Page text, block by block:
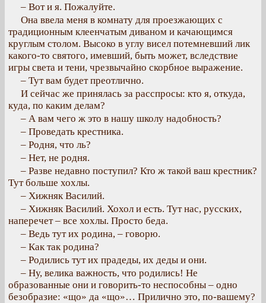
– Вот и я. Пожалуйте.
Она ввела меня в комнату для проезжающих с
традиционным клеенчатым диваном и качающимся
круглым столом. Высоко в углу висел потемневший лик
какого-то святого, имевший, быть может, вследствие
игры света и тени, чрезвычайно скорбное выражение.
– Тут вам будет преотлично.
И сейчас же принялась за расспросы: кто я, откуда,
куда, по каким делам?
– А вам чего ж это в нашу школу надобность?
– Проведать крестника.
– Родня, что ль?
– Нет, не родня.
– Разве недавно поступил? Кто ж такой ваш крестник?
Тут больше хохлы.
– Хижняк Василий.
– Хижняк Василий. Хохол и есть. Тут нас, русских,
наперечет – все хохлы. Просто беда.
– Ведь тут их родина, – говорю.
– Как так родина?
– Родились тут их прадеды, их деды и они.
– Ну, велика важность, что родились! Не
образованные они и говорить-то неспособны – одно
безобразие: «що» да «що»… Прилично это, по-вашему?